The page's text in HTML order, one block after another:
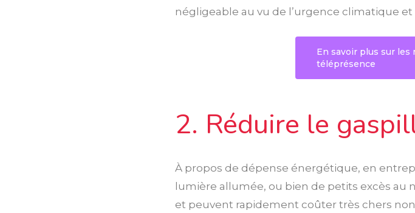
négligeable au vu de l’urgence climatique
En savoir plus sur les
téléprésence
2. Réduire le
À propos de dépense énergétique, en
lumière allumée, ou bien de petits excès au
et peuvent rapidement coûter très chers